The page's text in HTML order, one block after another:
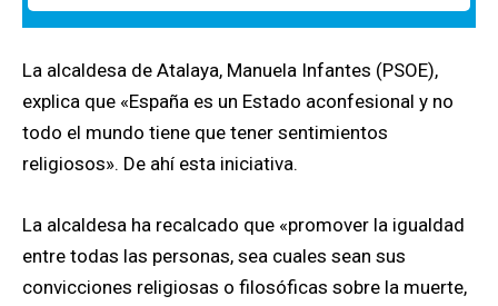
La alcaldesa de Atalaya, Manuela Infantes (PSOE),
explica que «España es un Estado aconfesional y no
todo el mundo tiene que tener sentimientos
religiosos». De ahí esta iniciativa.
La alcaldesa ha recalcado que «promover la igualdad
entre todas las personas, sea cuales sean sus
convicciones religiosas o filosóficas sobre la muerte,